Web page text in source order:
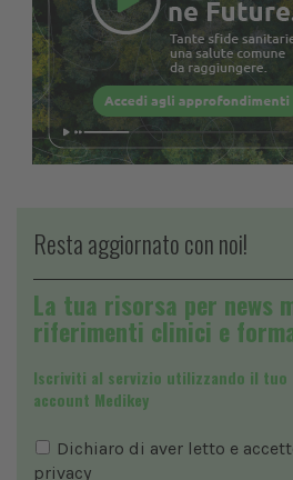
Resta aggiornato con noi!
La tua risorsa per news
riferimenti clinici e
Iscriviti al servizio utilizzando il tuo
account Medikey
Dichiaro di aver letto e
privacy